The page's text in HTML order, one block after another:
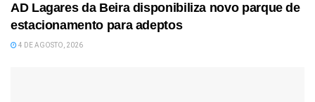
AD Lagares da Beira disponibiliza novo parque de
estacionamento para adeptos
4 DE AGOSTO, 2026